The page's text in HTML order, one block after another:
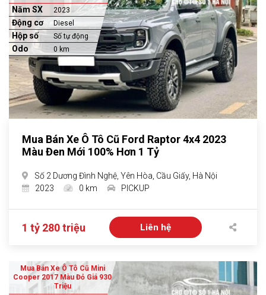
Năm SX 2023
Động cơ Diesel
Hộp số Số tự động
Odo 0 km
Mua Bán Xe Ô Tô Cũ Ford Raptor 4x4 2023
Màu Đen Mới 100% Hơn 1 Tỷ
Số 2 Dương Đình Nghệ, Yên Hòa, Cầu Giấy, Hà Nội
2023
0 km PICKUP
1 tỷ 280 triệu Liên hệ
Mua Bán Xe Ô Tô Cũ Mini
Cooper 2017 Màu Đỏ Giá 930
Triệu